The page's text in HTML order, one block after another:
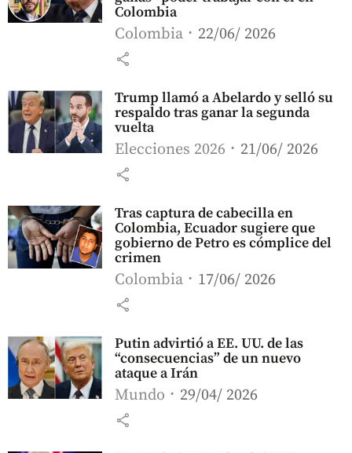
Colombia
Colombia 22/06/ 2026
share
Trump llamó a Abelardo y selló su
respaldo tras ganar la segunda
vuelta
Elecciones 2026 21/06/ 2026
share
Tras captura de cabecilla en
Colombia, Ecuador sugiere que
gobierno de Petro es cómplice del
crimen
Colombia 17/06/ 2026
share
Putin advirtió a EE. UU. de las
“consecuencias” de un nuevo
ataque a Irán
Mundo 29/04/ 2026
share